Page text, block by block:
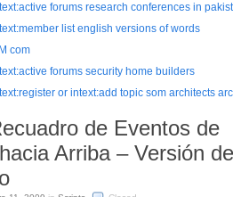
forums research conferences in
list english versions of words
com
forums security home builders
or intext:add topic som architects
de Eventos de
Arriba – Versión de